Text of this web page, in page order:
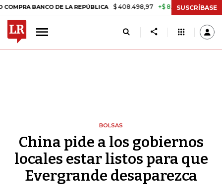
BANCO DE LA REPÚBLICA $ 408.498,97 +$ 8.753,81 +2,19%
SUSCRÍBASE
BOLSAS
China pide a los gobiernos
locales estar listos para que
Evergrande desaparezca